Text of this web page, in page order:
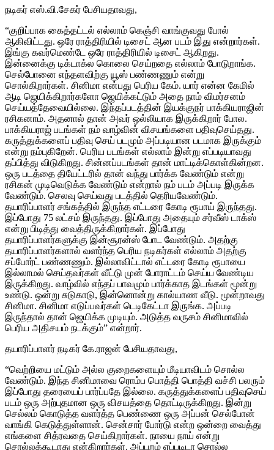
நடிகர் எஸ்.வி.சேகர் பேசியதாவது,
“குறிப்பாக கைத்தட்டல் எல்லாம் கெஞ்சி வாங்குவது போல்
ஆகிவிட்டது. ஒரே ராத்திரியில் டிசைட் ஆன படம் இது என்றார்கள்.
இங்கு கவர்மெண்டே ஒரே ராத்திரியில் டிசைட் ஆகிறது.
இன்னைக்கு டிக்டாக்ல கொலை செய்றதை எல்லாம் போடுறாங்க.
செல்போனை எந்தளவிற்கு யூஸ் பண்ணணும் என்று
சொல்கிறார்கள். சினிமா என்பது பெரிய கேம். யார் என்ன கேமில்
ஆடி ஜெயிக்கிறார்களோ ஜெயிக்கட்டும் அதை நாம் விமர்சனம்
செய்யத்தேவையில்லை. இந்தப்படத்தின் இயக்குநர் பாக்கியராஜின்
ரசிகனாம். அதனால் தான் அவர் ஒல்லியாக இருக்கிறார் போல.
பாக்கியராஜ் படங்கள் நம் வாழ்வின் விசயங்களை பதிவுசெய்தது.
கருத்துக்களைப் பதிவு செய் படமும் அப்படியான படமாக இருக்கும்
என்று நம்புகிறேன். பெரிய படங்கள் எல்லாம் இன்று எப்படியாவது
தப்பித்து விடுகிறது. சின்னப்படங்கள் தான் மாட்டிக்கொள்கின்றன.
ஒரு படத்தை தியேட்டரில் தான் வந்து பார்க்க வேண்டும் என்று
ரசிகன் முடிவெடுக்க வேண்டும் என்றால் நம் படம் அப்படி இருக்க
வேண்டும். செலவு செய்வது படத்தில் தெரியவேண்டும்.
தயாரிப்பாளர் சங்கத்தில் இருந்த எட்டரை கோடி ரூபாய் இருந்தது.
இப்போது 75 லட்சம் இருந்தது. இப்போது அதையும் சர்வீஸ் டாக்ஸ்
என்று பிடித்து வைத்திருக்கிறார்கள். இப்போது
தயாரிப்பாளர்களுக்கு இன்சூரன்ஸ் போட வேண்டும். அதற்கு
தயாரிப்பாளர்களால் வளர்ந்த பெரிய நடிகர்கள் எல்லாம் அதற்கு
சப்போர்ட் பண்ணணும். இல்லாவிட்டால் எட்டரை கோடி ரூபாயை
இல்லாமல் செய்தவர்கள் வீட்டு முன் போராட்டம் செய்ய வேண்டிய
இருக்கிறது. வாழ்வில் எந்தப் பாவமும் பார்க்காத இடங்கள் மூன்று
உண்டு. ஒன்று சுடுகாடு, இன்னொன்று கால்யாண வீடு. மூன்றாவது
சினிமா. சினிமா எடுப்பவர்கள் டெடிகேட்டா இருங்க. அப்படி
இருந்தால் தான் ஜெயிக்க முடியும். அடுத்த வருசம் சினிமாவில்
பெரிய அதிசயம் நடக்கும்” என்றார்.
தயாரிப்பாளர் நடிகர் கே.ராஜன் பேசியதாவது,
“வெற்றியை மட்டும் அல்ல குறைகளையும் மீடியாவிடம் சொல்ல
வேண்டும். இந்த சினிமாவை ரொம்ப பொத்தி பொத்தி வச்சி பலரும்
இப்போது தரையைப் பார்ப்பதே இல்லை. கருத்துக்களைப் பதிவுசெய்
படம் ஒரு அற்புதமான ஒரு விசயத்தை தொட்டிருக்கிறது. இன்று
செல்லம் கொடுத்த வளர்த்த பெண்ணை ஒரு அப்பன் செல்போன்
வாங்கி கெடுத்துள்ளான். சென்சார் போர்டு என்ற ஒன்றை வைத்து
எங்களை சித்ரவதை செய்கிறார்கள். நாயை நாய் என்று
சொல்லக்கூடாது என்கிறார்கள். அப்புறம் எப்படிடா சொல்ல